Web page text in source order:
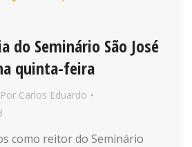
do Seminário São José
quinta-feira
Por Carlos Eduardo
como reitor do Seminário